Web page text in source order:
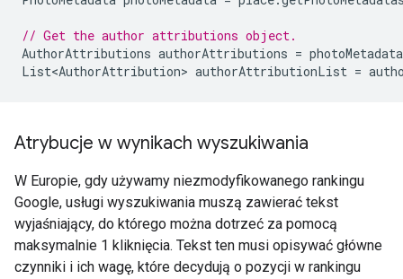
// Get the author attributions object.
AuthorAttributions authorAttributions = photoMetadata
List<AuthorAttribution> authorAttributionList =
Atrybucje w wynikach wyszukiwania
W Europie, gdy używamy niezmodyfikowanego rankingu
Google, usługi wyszukiwania muszą zawierać tekst
wyjaśniający, do którego można dotrzeć za pomocą
maksymalnie 1 kliknięcia. Tekst ten musi opisywać główne
czynniki i ich wagę, które decydują o pozycji w rankingu